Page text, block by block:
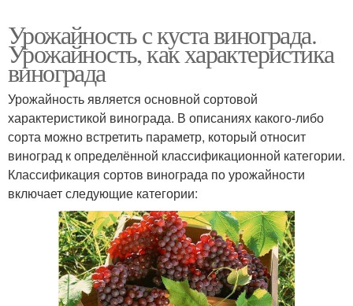
Урожайность с куста винограда.
Урожайность, как характеристика
винограда
Урожайность является основной сортовой
характеристикой винограда. В описаниях какого-либо
сорта можно встретить параметр, который относит
виноград к определённой классификационной категории.
Классификация сортов винограда по урожайности
включает следующие категории: